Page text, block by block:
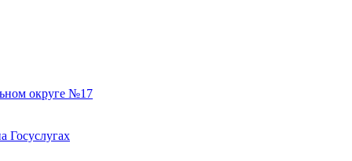
округе №17
Госуслугах